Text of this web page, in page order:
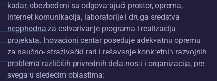
kadar, obezbeđeni su odgovarajući prostor, oprema,
internet komunikacija, laboratorije i druga sredstva
neophodna za ostvarivanje programa i realizaciju
projekata. Inovacioni centar poseduje adekvatnu opremu
za naučno-istraživački rad i rešavanje konkretnih razvojnih
problema različitih privrednih delatnosti i organizacija, pre
svega u sledećim oblastima: